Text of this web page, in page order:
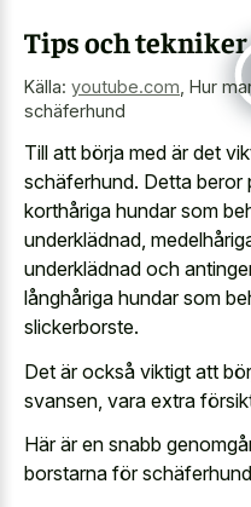
Tips och tekniker
Källa: youtube.com Hur
schäferhund
Till att börja med är det
schäferhund. Detta beror
korthåriga hundar som
underklädnad,
underklädnad och
långhåriga hundar som
slickerborste.
Det är också viktigt att
svansen, vara extra
Här är en snabb
borstarna för